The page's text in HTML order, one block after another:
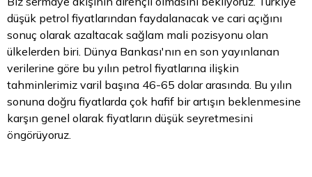
düşük petrol fiyatlarından faydalanacak ve cari açığını
sonuç olarak azaltacak sağlam mali pozisyonu olan
ülkelerden biri. Dünya Bankası'nın en son yayınlanan
verilerine göre bu yılın petrol fiyatlarına ilişkin
tahminlerimiz varil başına 46-65 dolararasında. Bu yılın
sonuna doğru fiyatlarda çok hafif bir artışın beklenmesine
karşın genel olarak fiyatların düşük seyretmesini
öngörüyoruz.